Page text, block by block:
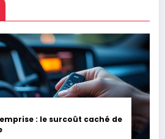
: le surcoût caché de